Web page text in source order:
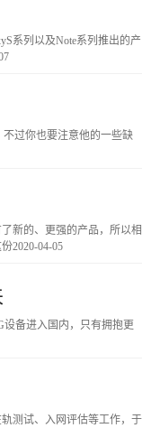
系列以及Note系列推出的产
不过你也要注意他的一些缺
新的、更强的产品，所以相
2020-04-05
备进入国内，只有拥抱更
测试、入网评估等工作，于